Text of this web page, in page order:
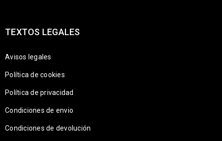
TEXTOS LEGALES
Avisos legales
Política de cookies
Política de privacidad
Condiciones de envio
Condiciones de devolución